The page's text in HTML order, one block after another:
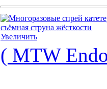
Увеличить
( MTW